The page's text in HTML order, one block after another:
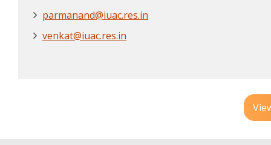
parmanand@iuac.res.in
venkat@iuac.res.in